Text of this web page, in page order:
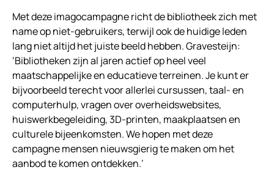
Met deze imagocampagne richt de bibliotheek zich met
name op niet-gebruikers, terwijl ook de huidige leden
lang niet altijd het juiste beeld hebben. Gravesteijn:
‘Bibliotheken zijn al jaren actief op heel veel
maatschappelijke en educatieve terreinen. Je kunt er
bijvoorbeeld terecht voor allerlei cursussen, taal- en
computerhulp, vragen over overheidswebsites,
huiswerkbegeleiding, 3D-printen, maakplaatsen en
culturele bijeenkomsten. We hopen met deze
campagne mensen nieuwsgierig te maken om het
aanbod te komen ontdekken.’